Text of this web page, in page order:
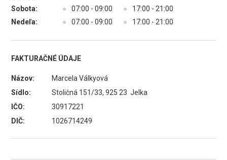
Sobota: ● 07:00 - 09:00 ●
17:00 - 21:00
Nedeľa:
● 07:00 - 09:00 ● 17:00 - 21:00
FAKTURAČNÉ ÚDAJE
Názov:
Marcela Válkyová
Sídlo:
Stoličná 151/33, 925 23 Jelka
IČO:
30917221
DIČ:
1026714249